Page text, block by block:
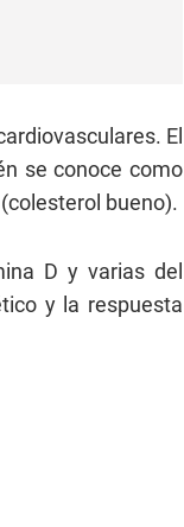
El
se conoce como
bueno).
D y varias del
y la respuesta